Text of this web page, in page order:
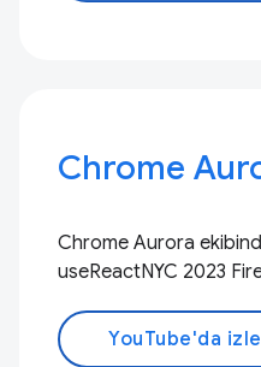
Chrome
Chrome Aurora
useReactNYC 2023
YouTube'da